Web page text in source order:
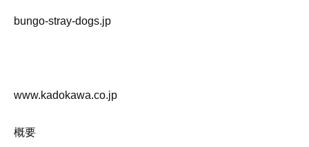
bungo-stray-dogs.jp
www.kadokawa.co.jp
概要